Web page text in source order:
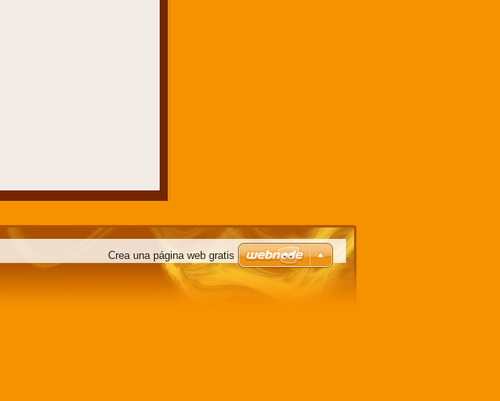
Crea una página web gratis